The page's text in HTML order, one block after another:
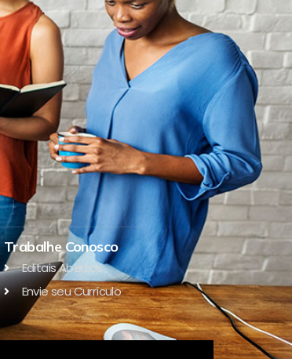
Trabalhe Conosco
Editais Abertos
Envie seu Currículo